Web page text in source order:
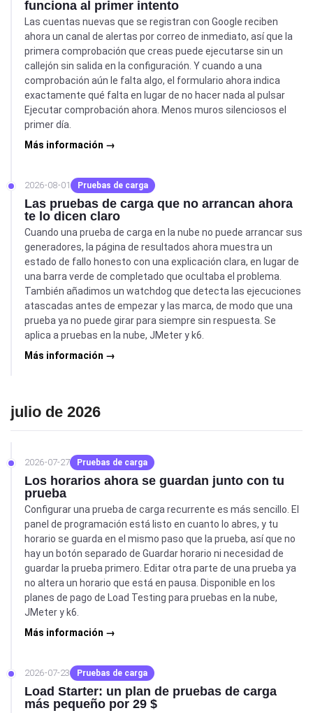
funciona al primer intento
Las cuentas nuevas que se registran con Google reciben
ahora un canal de alertas por correo de inmediato, así que la
primera comprobación que creas puede ejecutarse sin un
callejón sin salida en la configuración. Y cuando a una
comprobación aún le falta algo, el formulario ahora indica
exactamente qué falta en lugar de no hacer nada al pulsar
Ejecutar comprobación ahora. Menos muros silenciosos el
primer día.
Más información →
2026-08-01 Pruebas de carga
Las pruebas de carga que no arrancan ahora
te lo dicen claro
Cuando una prueba de carga en la nube no puede arrancar sus
generadores, la página de resultados ahora muestra un
estado de fallo honesto con una explicación clara, en lugar de
una barra verde de completado que ocultaba el problema.
También añadimos un watchdog que detecta las ejecuciones
atascadas antes de empezar y las marca, de modo que una
prueba ya no puede girar para siempre sin respuesta. Se
aplica a pruebas en la nube, JMeter y k6.
Más información →
julio de 2026
2026-07-27 Pruebas de carga
Los horarios ahora se guardan junto con tu
prueba
Configurar una prueba de carga recurrente es más sencillo. El
panel de programación está listo en cuanto lo abres, y tu
horario se guarda en el mismo paso que la prueba, así que no
hay un botón separado de Guardar horario ni necesidad de
guardar la prueba primero. Editar otra parte de una prueba ya
no altera un horario que está en pausa. Disponible en los
planes de pago de Load Testing para pruebas en la nube,
JMeter y k6.
Más información →
2026-07-23 Pruebas de carga
Load Starter: un plan de pruebas de carga
más pequeño por 29 $